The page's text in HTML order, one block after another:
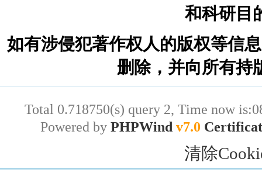
和科研目
如有涉侵犯著作权人的版权等信
删除，并向所有持
Total 0.718750(s) query 2, Time now
Powered by PHPWind v7.0
清除